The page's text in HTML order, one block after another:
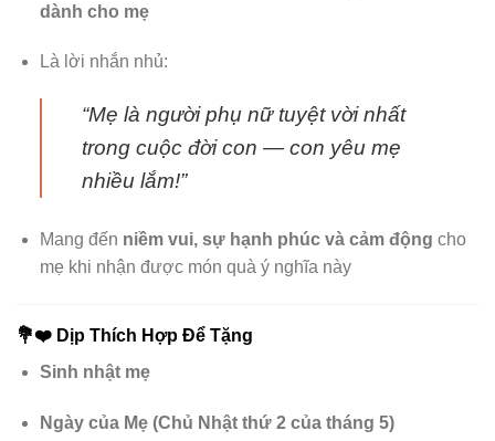
dành cho mẹ
Là lời nhắn nhủ:
“Mẹ là người phụ nữ tuyệt vời nhất
trong cuộc đời con — con yêu mẹ
nhiều lắm!”
Mang đến niềm vui, sự hạnh phúc và cảm động cho
mẹ khi nhận được món quà ý nghĩa này
💐❤️ Dịp Thích Hợp Để Tặng
Sinh nhật mẹ
Ngày của Mẹ (Chủ Nhật thứ 2 của tháng 5)